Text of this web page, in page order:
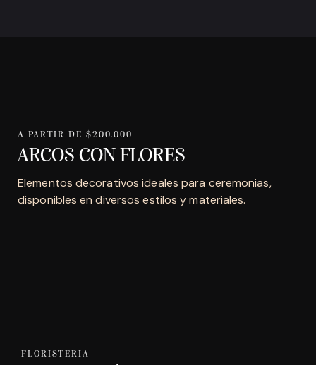
A PARTIR DE $200.000
ARCOS CON FLORES
Elementos decorativos ideales para ceremonias,
disponibles en diversos estilos y materiales.
FLORISTERIA